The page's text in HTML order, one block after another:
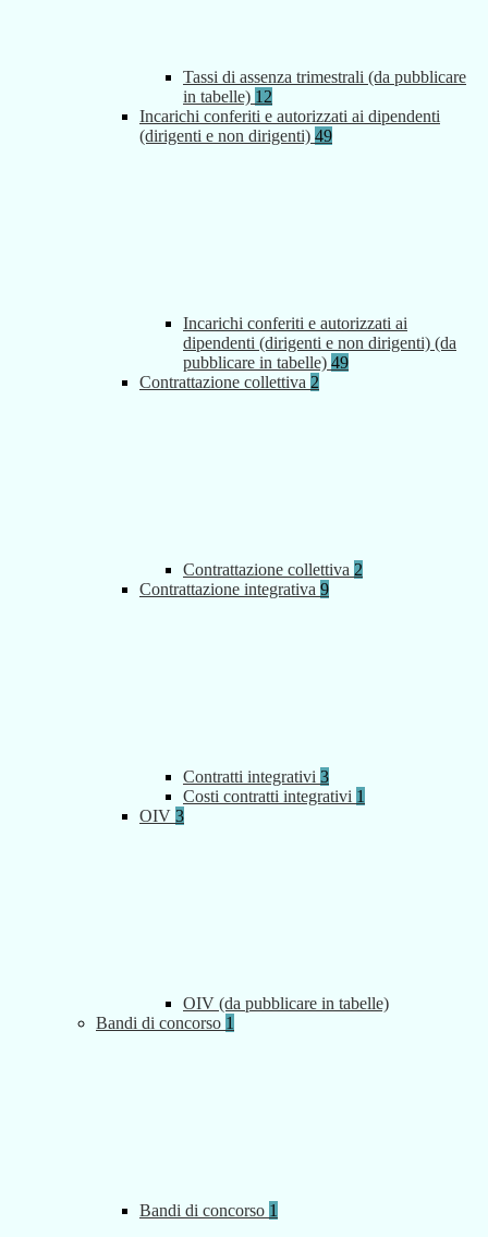
Tassi di assenza trimestrali (da pubblicare
in tabelle) 12
Incarichi conferiti e autorizzati ai dipendenti
(dirigenti e non dirigenti) 49
Incarichi conferiti e autorizzati ai
dipendenti (dirigenti e non dirigenti) (da
pubblicare in tabelle) 49
Contrattazione collettiva 2
Contrattazione collettiva 2
Contrattazione integrativa 9
Contratti integrativi 3
Costi contratti integrativi 1
OIV 3
OIV (da pubblicare in tabelle)
Bandi di concorso 1
Bandi di concorso 1